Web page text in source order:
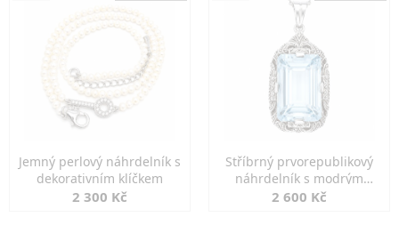
Jemný perlový náhrdelník s
dekorativním klíčkem
2 300 Kč
Stříbrný prvorepublikový
náhrdelník s modrým
spinelem
2 600 Kč